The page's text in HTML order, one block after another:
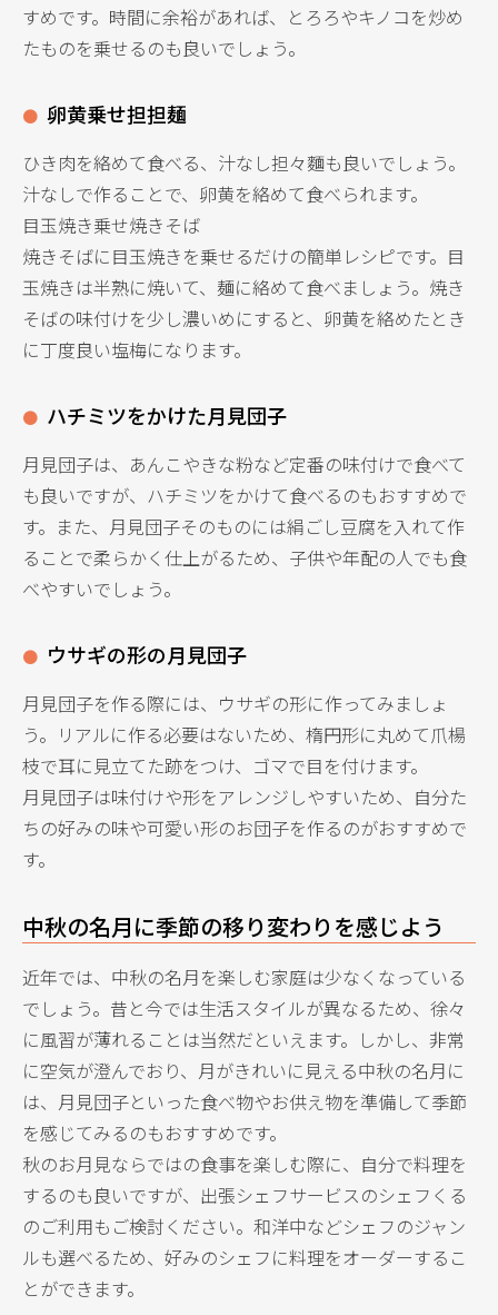
すめです。時間に余裕があれば、とろろやキノコを炒め
たものを乗せるのも良いでしょう。
卵黄乗せ担担麺
ひき肉を絡めて食べる、汁なし担々麵も良いでしょう。
汁なしで作ることで、卵黄を絡めて食べられます。
目玉焼き乗せ焼きそば
焼きそばに目玉焼きを乗せるだけの簡単レシピです。目
玉焼きは半熟に焼いて、麺に絡めて食べましょう。焼き
そばの味付けを少し濃いめにすると、卵黄を絡めたとき
に丁度良い塩梅になります。
ハチミツをかけた月見団子
月見団子は、あんこやきな粉など定番の味付けで食べて
も良いですが、ハチミツをかけて食べるのもおすすめで
す。また、月見団子そのものには絹ごし豆腐を入れて作
ることで柔らかく仕上がるため、子供や年配の人でも食
べやすいでしょう。
ウサギの形の月見団子
月見団子を作る際には、ウサギの形に作ってみましょ
う。リアルに作る必要はないため、楕円形に丸めて爪楊
枝で耳に見立てた跡をつけ、ゴマで目を付けます。
月見団子は味付けや形をアレンジしやすいため、自分た
ちの好みの味や可愛い形のお団子を作るのがおすすめで
す。
中秋の名月に季節の移り変わりを感じよう
近年では、中秋の名月を楽しむ家庭は少なくなっている
でしょう。昔と今では生活スタイルが異なるため、徐々
に風習が薄れることは当然だといえます。しかし、非常
に空気が澄んでおり、月がきれいに見える中秋の名月に
は、月見団子といった食べ物やお供え物を準備して季節
を感じてみるのもおすすめです。
秋のお月見ならではの食事を楽しむ際に、自分で料理を
するのも良いですが、出張シェフサービスのシェフくる
のご利用もご検討ください。和洋中などシェフのジャン
ルも選べるため、好みのシェフに料理をオーダーするこ
とができます。